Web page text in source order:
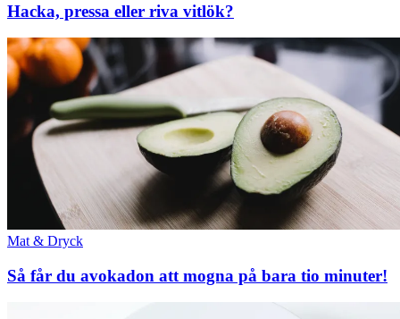
Hacka, pressa eller riva vitlök?
Mat & Dryck
Så får du avokadon att mogna på bara tio minuter!